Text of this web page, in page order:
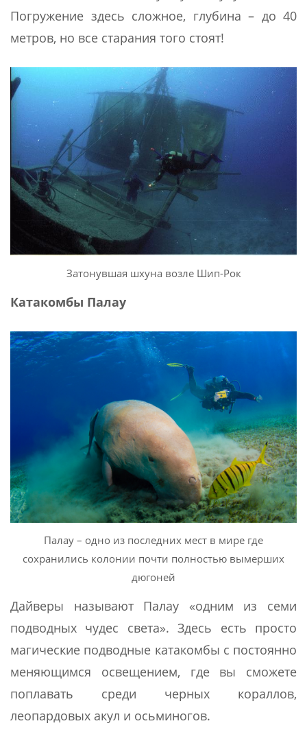
Погружение здесь сложное, глубина – до 40
метров, но все старания того стоят!
Затонувшая шхуна возле Шип-Рок
Катакомбы Палау
Палау – одно из последних мест в мире где
сохранились колонии почти полностью вымерших
дюгоней
Дайверы называют Палау «одним из семи
подводных чудес света». Здесь есть просто
магические подводные катакомбы с постоянно
меняющимся освещением, где вы сможете
поплавать среди черных кораллов,
леопардовых акул и осьминогов.